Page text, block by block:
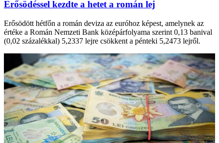
Erősödéssel kezdte a hetet a román lej
Erősödött hétfőn a román deviza az euróhoz képest, amelynek az
értéke a Román Nemzeti Bank középárfolyama szerint 0,13 banival
(0,02 százalékkal) 5,2337 lejre csökkent a pénteki 5,2473 lejről.